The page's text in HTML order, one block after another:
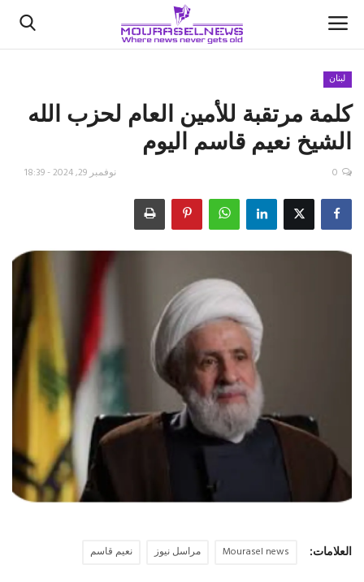
الأخبار
كتّابنا
اقتصاد
لبنان
كلمة مرتقبة للأمين العام لحزب الله
الشيخ نعيم قاسم اليوم
نوفمبر 29, 2024 - 18:39 0
العلامات: Mourasel news مراسل نيوز نعيم قاسم